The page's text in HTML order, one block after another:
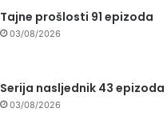
Tajne prošlosti 91 epizoda
03/08/2026
Serija nasljednik 43 epizoda
03/08/2026